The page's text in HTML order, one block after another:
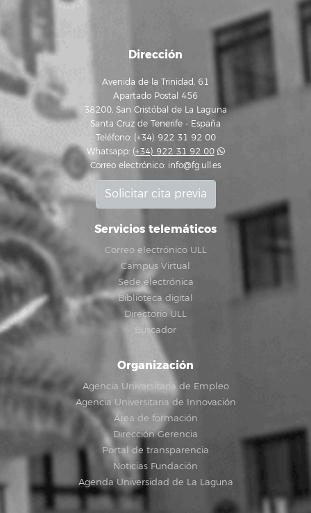
Dirección
Avenida de la Trinidad, 61
Apartado Postal 456
38200, San Cristóbal de La Laguna
Santa Cruz de Tenerife - España
Teléfono: (+34) 922 31 92 00
Whatsapp: (+34) 922 31 92 00
Correo electrónico: info@fg.ull.es
Solicitar cita previa
Servicios telemáticos
Correo electrónico ULL
Campus Virtual
Sede electrónica
Biblioteca digital
Directorio ULL
Buscador
Organización
Agencia Universitaria de Empleo
Agencia Universitaria de Innovación
Área de formación
Dirección Gerencia
Portal de transparencia
Noticias Fundación
Agenda Universidad de La Laguna